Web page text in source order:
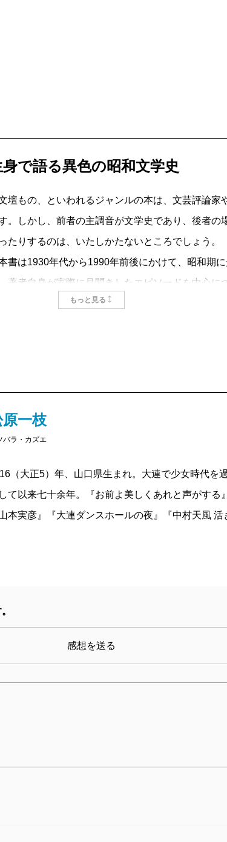
身で語る異色の昭和文学史
壇もの、といわれるジャンルの本は、文芸評論家
。しかし、前者の主調音が文学史であり、後者
たりするのは、いたしかたないところでしょう。
書は1930年代から1990年前後にかけて、昭和期
著者自身が実際に見聞きしたエピソードを中心に
学史に名を残した文士たちの肉声、また文名高き
もっと見る
原一枝
バラ・カズエ
（大正5）年、山口県生まれ。大連で少女時代を
て以来七十余年。『お前よ美しくあれと声がする
本実彦』『大連ダンスホールの夜』『中村天風
感想を送る